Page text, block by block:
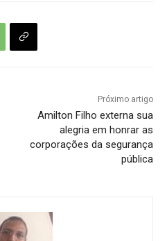
Próximo artigo
Amilton Filho externa sua
alegria em honrar as
corporações da segurança
pública